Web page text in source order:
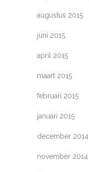
augustus 2015
juni 2015
april 2015
maart 2015
februari 2015
januari 2015
december 2014
november 2014